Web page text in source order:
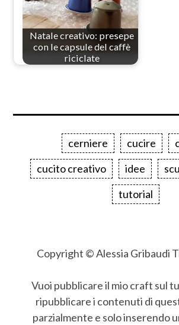
Natale creativo: presepe
con le capsule del caffè
riciclate
cerniere cucire
cucito creativo
idee
tutorial
Copyright © Alessia Gribaudi
Vuoi pubblicare il mio craft sul
ripubblicare i contenuti di
parzialmente e solo inserendo